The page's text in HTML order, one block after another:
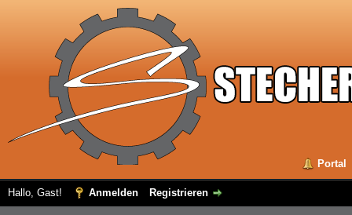
Portal
Hallo, Gast! Anmelden Registrieren